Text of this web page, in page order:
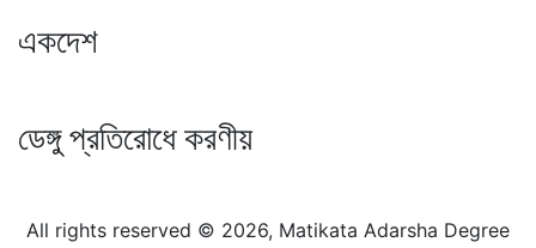
একদেশ
ডেঙ্গু প্রতিরোধে করণীয়
All rights reserved © 2026, Matikata Adarsha Degree